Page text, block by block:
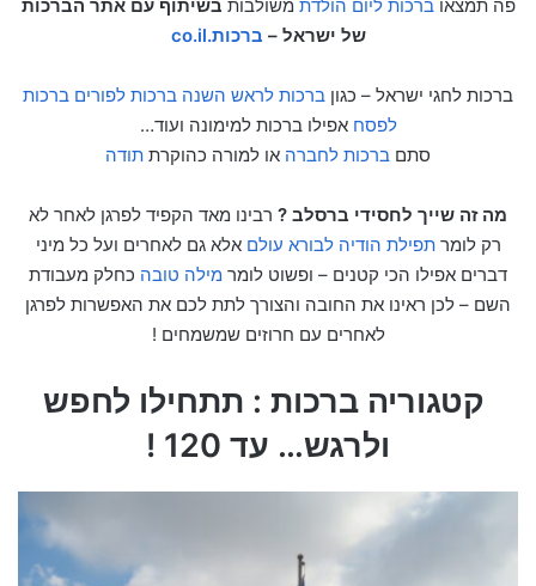
פה תמצאוברכות ליום הולדת משולבות בשיתוף עם אתר הברכות
של ישראל – ברכות.co.il
ברכות לחגי ישראל – כגון ברכות לראש השנה ברכות לפורים ברכות
לפסח אפילו ברכות למימונה ועוד…
סתם ברכות לחברה או למורה כהוקרת תודה
מה זה שייך לחסידי ברסלב ? רבינו מאד הקפיד לפרגן לאחר לא
רק לומרתפילת הודיה לבורא עולם אלא גם לאחרים ועל כל מיני
דברים אפילו הכי קטנים – ופשוט לומר מילה טובה כחלק מעבודת
השם – לכן ראינו את החובה והצורך לתת לכם את האפשרות לפרגן
לאחרים עם חרוזים שמשמחים !
קטגוריה ברכות : תתחילו לחפש
ולרגש… עד 120 !